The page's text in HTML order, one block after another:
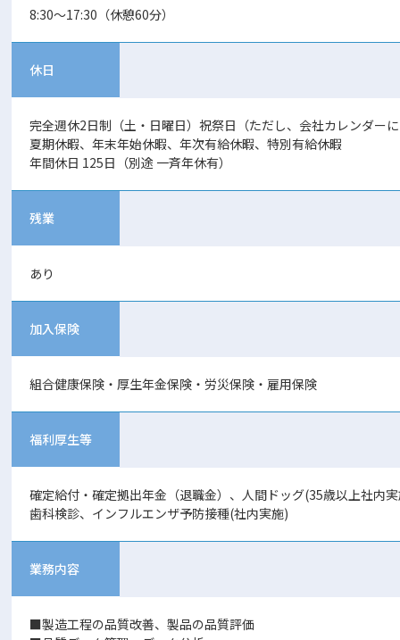
8:30～17:30（休憩60分）
休日
完全週休2日制（土・日曜日）祝祭日（ただし、会社カレンダー
夏期休暇、年末年始休暇、年次有給休暇、特別有給休暇
年間休日 125日（別途 一斉年休有）
残業
あり
加入保険
組合健康保険・厚生年金保険・労災保険・雇用保険
福利厚生等
確定給付・確定拠出年金（退職金）、人間ドッグ(35歳以上社内
歯科検診、インフルエンザ予防接種(社内実施)
業務内容
■製造工程の品質改善、製品の品質評価